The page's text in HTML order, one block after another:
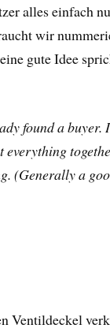
alles einfach
wir
gute Idee
found a
(Generally a
Ventildeckel